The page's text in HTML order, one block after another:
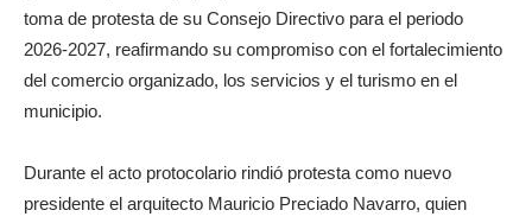
toma de protesta de su Consejo Directivo para el periodo
2026-2027, reafirmando su compromiso con el fortalecimiento
del comercio organizado, los servicios y el turismo en el
municipio.
Durante el acto protocolario rindió protesta como nuevo
presidente el arquitecto Mauricio Preciado Navarro, quien